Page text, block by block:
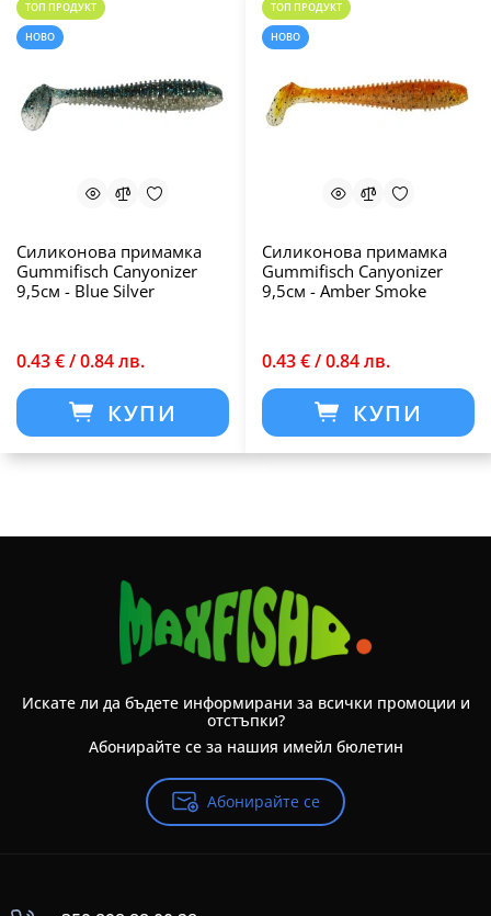
ТОП ПРОДУКТ
НОВО
Силиконова примамка
Gummifisch Canyonizer
9,5см - Blue Silver
0.43 € / 0.84 лв.
КУПИ
ТОП ПРОДУКТ
НОВО
Силиконова примамка
Gummifisch Canyonizer
9,5см - Amber Smoke
0.43 € / 0.84 лв.
КУПИ
Искате ли да бъдете информирани за всички промоции и
отстъпки?
Абонирайте се за нашия имейл бюлетин
Абонирайте се